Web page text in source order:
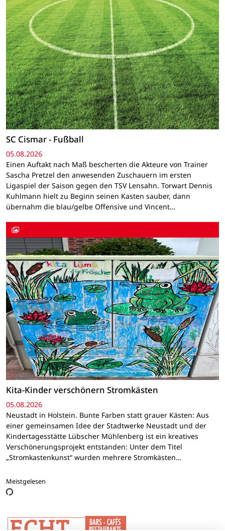
SC Cismar - Fußball
05.08.2026
Einen Auftakt nach Maß bescherten die Akteure von Trainer
Sascha Pretzel den anwesenden Zuschauern im ersten
Ligaspiel der Saison gegen den TSV Lensahn. Torwart Dennis
Kuhlmann hielt zu Beginn seinen Kasten sauber, dann
übernahm die blau/gelbe Offensive und Vincent…
Kita-Kinder verschönern Stromkästen
05.08.2026
Neustadt in Holstein. Bunte Farben statt grauer Kästen: Aus
einer gemeinsamen Idee der Stadtwerke Neustadt und der
Kindertagesstätte Lübscher Mühlenberg ist ein kreatives
Verschönerungsprojekt entstanden: Unter dem Titel
„Stromkastenkunst“ wurden mehrere Stromkästen…
Meistgelesen